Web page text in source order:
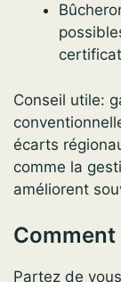
Conseil utile:
écarts
comme la
améliorent
Partez de